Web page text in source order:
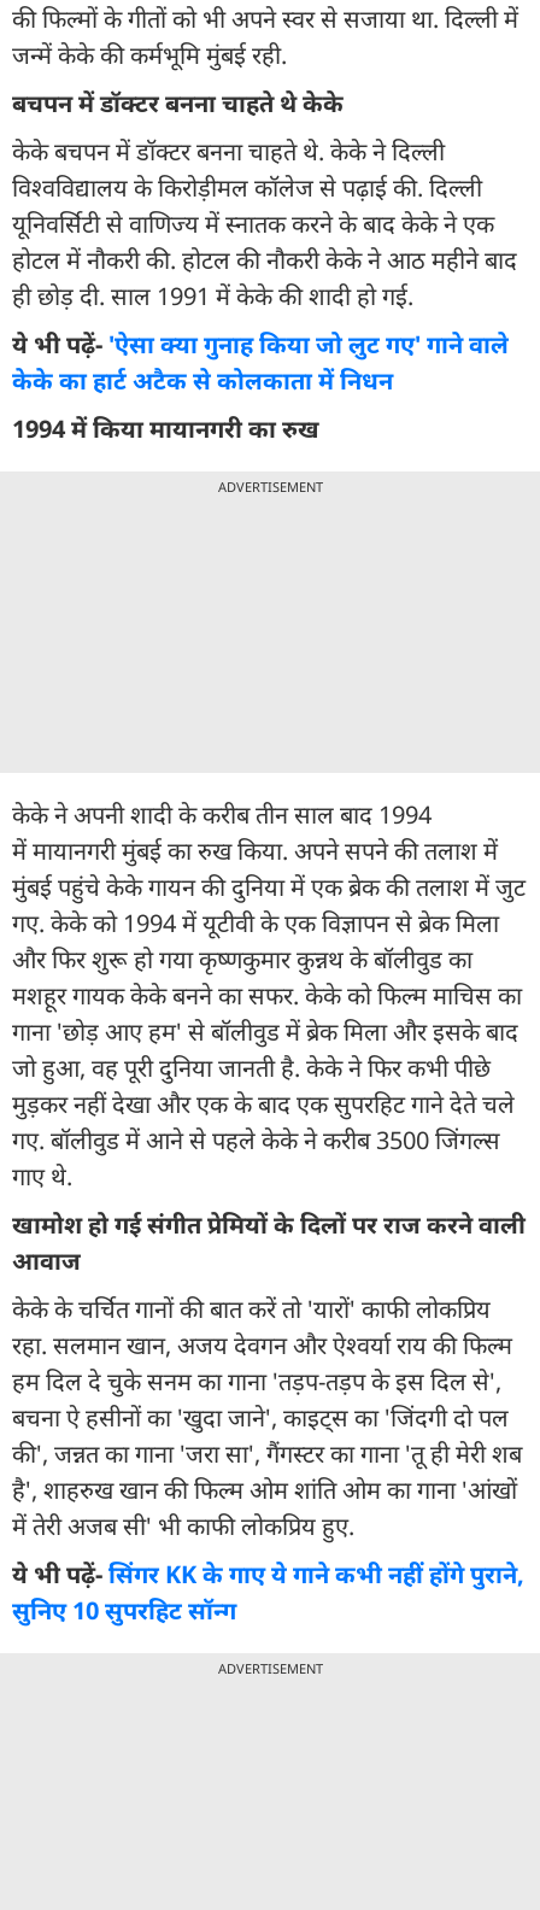
की फिल्मों के गीतों को भी अपने स्वर से सजाया था. दिल्ली में
जन्में केके की कर्मभूमि मुंबई रही.
बचपन में डॉक्टर बनना चाहते थे केके
केके बचपन में डॉक्टर बनना चाहते थे. केके ने दिल्ली
विश्वविद्यालय के किरोड़ीमल कॉलेज से पढ़ाई की. दिल्ली
यूनिवर्सिटी से वाणिज्य में स्नातक करने के बाद केके ने एक
होटल में नौकरी की. होटल की नौकरी केके ने आठ महीने बाद
ही छोड़ दी. साल 1991 में केके की शादी हो गई.
ये भी पढ़ें- 'ऐसा क्या गुनाह किया जो लुट गए' गाने वाले
केके का हार्ट अटैक से कोलकाता में निधन
1994 में किया मायानगरी का रुख
ADVERTISEMENT
केके ने अपनी शादी के करीब तीन साल बाद 1994
में मायानगरी मुंबई का रुख किया. अपने सपने की तलाश में
मुंबई पहुंचे केके गायन की दुनिया में एक ब्रेक की तलाश में जुट
गए. केके को 1994 में यूटीवी के एक विज्ञापन से ब्रेक मिला
और फिर शुरू हो गया कृष्णकुमार कुन्नथ के बॉलीवुड का
मशहूर गायक केके बनने का सफर. केके को फिल्म माचिस का
गाना 'छोड़ आए हम' से बॉलीवुड में ब्रेक मिला और इसके बाद
जो हुआ, वह पूरी दुनिया जानती है. केके ने फिर कभी पीछे
मुड़कर नहीं देखा और एक के बाद एक सुपरहिट गाने देते चले
गए. बॉलीवुड में आने से पहले केके ने करीब 3500 जिंगल्स
गाए थे.
खामोश हो गई संगीत प्रेमियों के दिलों पर राज करने वाली
आवाज
केके के चर्चित गानों की बात करें तो 'यारों' काफी लोकप्रिय
रहा. सलमान खान, अजय देवगन और ऐश्वर्या राय की फिल्म
हम दिल दे चुके सनम का गाना 'तड़प-तड़प के इस दिल से',
बचना ऐ हसीनों का 'खुदा जाने', काइट्स का 'जिंदगी दो पल
की', जन्नत का गाना 'जरा सा', गैंगस्टर का गाना 'तू ही मेरी शब
है', शाहरुख खान की फिल्म ओम शांति ओम का गाना 'आंखों
में तेरी अजब सी' भी काफी लोकप्रिय हुए.
ये भी पढ़ें-सिंगर KK के गाए ये गाने कभी नहीं होंगे पुराने,
सुनिए 10 सुपरहिट सॉन्ग
ADVERTISEMENT